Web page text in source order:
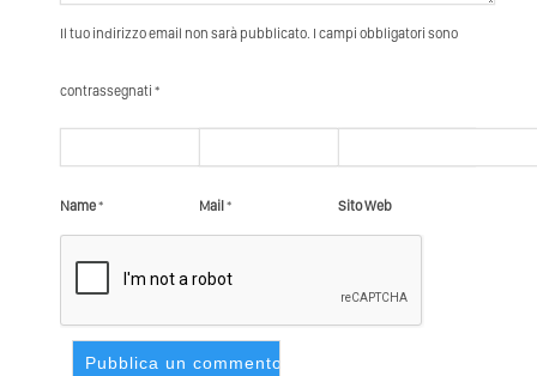
Il tuo indirizzo email non sarà pubblicato. I campi obbligatori sono
contrassegnati *
Name* Mail* Sito Web